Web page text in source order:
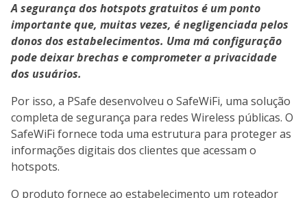
A segurança dos hotspots gratuitos é um ponto
importante que, muitas vezes, é negligenciada pelos
donos dos estabelecimentos. Uma má configuração
pode deixar brechas e comprometer a privacidade
dos usuários.
Por isso, a PSafe desenvolveu o SafeWiFi, uma solução
completa de segurança para redes Wireless públicas. O
SafeWiFi fornece toda uma estrutura para proteger as
informações digitais dos clientes que acessam o
hotspots.
O produto fornece ao estabelecimento um roteador